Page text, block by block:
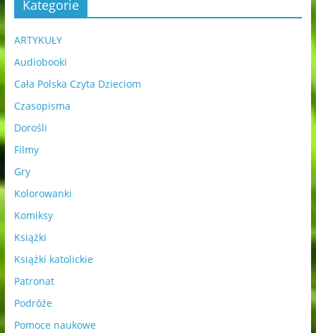
Kategorie
ARTYKUŁY
Audiobooki
Cała Polska Czyta Dzieciom
Czasopisma
Dorośli
Filmy
Gry
Kolorowanki
Komiksy
Książki
Książki katolickie
Patronat
Podróże
Pomoce naukowe